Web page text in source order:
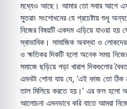
মধ্যেও আছে। আমার তো সবার আগে
সুতরাং সংশোধনের যে প্রচেষ্টায় শুধু
নিজের বিষয়টি একদম এড়িয়ে যাওয়া হয়
স্বাভাবিক। সামাজিক অবস্থা ও
ও ক্ষতিকর দিকটি হলো অনেক সময়
সমাজে ছড়িয়ে পড়া খারাপ দিকগুলোর
এমনটা শোনা যায় যে, ‘এই কাজ তো ঠিক
তাল মিলিয়ে করতে হয়।’ এর ফল হলো
আলোচনা এমনভাবে করি যাতে আমরা